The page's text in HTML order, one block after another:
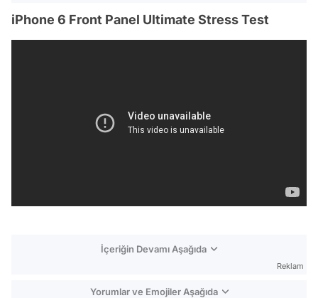
iPhone 6 Front Panel Ultimate Stress Test
İçeriğin Devamı Aşağıda
Reklam
Yorumlar ve Emojiler Aşağıda